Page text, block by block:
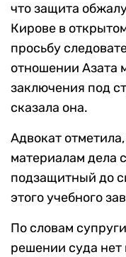
что защита
Кирове в
просьбу
отношении Азата
заключения под
сказала она.
Адвокат
материалам дела
подзащитный до
этого учебного
По словам
решении суда